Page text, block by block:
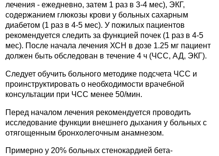
лечения - ежедневно, затем 1 раз в 3-4 мес), ЭКГ,
содержанием глюкозы крови у больных сахарным
диабетом (1 раз в 4-5 мес). У пожилых пациентов
рекомендуется следить за функцией почек (1 раз в 4-5
мес). После начала лечения ХСН в дозе 1.25 мг пациент
должен быть обследован в течение 4 ч (ЧСС, АД, ЭКГ).
Следует обучить больного методике подсчета ЧСС и
проинструктировать о необходимости врачебной
консультации при ЧСС менее 50/мин.
Перед началом лечения рекомендуется проводить
исследование функции внешнего дыхания у больных с
отягощенным бронхолегочным анамнезом.
Примерно у 20% больных стенокардией бета-